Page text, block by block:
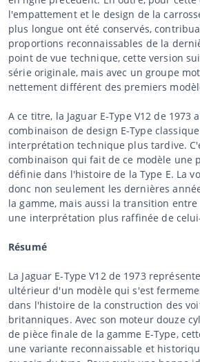
l'empattement et le design de la
plus longue ont été conservés,
proportions reconnaissables de la
point de vue technique, cette version
série originale, mais avec un groupe
nettement différent des premiers
A ce titre, la Jaguar E-Type V12 de 1973
combinaison de design E-Type
interprétation technique plus tardive.
combinaison qui fait de ce modèle une
définie dans l'histoire de la Type E. La
donc non seulement les dernières
la gamme, mais aussi la transition
une interprétation plus raffinée de
Résumé
La Jaguar E-Type V12 de 1973
ultérieur d'un modèle qui s'est
dans l'histoire de la construction des
britanniques. Avec son moteur douze
de pièce finale de la gamme E-Type,
une variante reconnaissable et